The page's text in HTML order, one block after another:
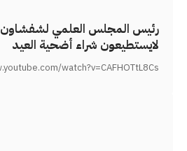
رئيس المجلس العلمي
لايستطيعون شراء أضحية العيد
watch?v=CAFHOTtL8Cs